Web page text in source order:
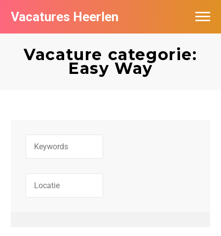
Vacatures Heerlen
Vacature categorie:
Easy Way
Vacatures per bedrijf in Heerlen
De populairste vacatures in Heerlen